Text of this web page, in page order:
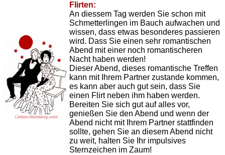
Flirten:
An diessem Tag werden Sie schon mit
Schmetterlingen im Bauch aufwachen und
wissen, dass etwas besonderes passieren
wird. Dass Sie einen sehr romantischen
Abend mit einer noch romantischeren
Nacht haben werden!
Dieser Abend, dieses romantische Treffen
kann mit Ihrem Partner zustande kommen,
es kann aber auch gut sein, dass Sie
einen Flirt neben ihm haben werden.
Bereiten Sie sich gut auf alles vor,
genießen Sie den Abend und wenn der
Abend nicht mit Ihrem Partner stattfinden
sollte, gehen Sie an diesem Abend nicht
zu weit, halten Sie Ihr impulsives
Sternzeichen im Zaum!